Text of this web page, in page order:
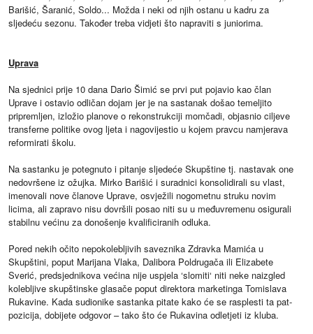
Barišić, Šaranić, Soldo... Možda i neki od njih ostanu u kadru za
sljedeću sezonu. Također treba vidjeti što napraviti s juniorima.
Uprava
Na sjednici prije 10 dana Dario Šimić se prvi put pojavio kao član
Uprave i ostavio odličan dojam jer je na sastanak došao temeljito
pripremljen, izložio planove o rekonstrukciji momčadi, objasnio ciljeve
transferne politike ovog ljeta i nagovijestio u kojem pravcu namjerava
reformirati školu.
Na sastanku je potegnuto i pitanje sljedeće Skupštine tj. nastavak one
nedovršene iz ožujka. Mirko Barišić i suradnici konsolidirali su vlast,
imenovali nove članove Uprave, osvježili nogometnu struku novim
licima, ali zapravo nisu dovršili posao niti su u međuvremenu osigurali
stabilnu većinu za donošenje kvalificiranih odluka.
Pored nekih očito nepokolebljivih saveznika Zdravka Mamića u
Skupštini, poput Marijana Vlaka, Dalibora Poldrugača ili Elizabete
Sverić, predsjednikova većina nije uspjela ‘slomiti‘ niti neke naizgled
kolebljive skupštinske glasače poput direktora marketinga Tomislava
Rukavine. Kada sudionike sastanka pitate kako će se rasplesti ta pat-
pozicija, dobijete odgovor – tako što će Rukavina odletjeti iz kluba.